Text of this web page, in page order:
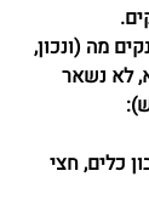
מה (ונכון,
לא נשאר
כלים, חצי